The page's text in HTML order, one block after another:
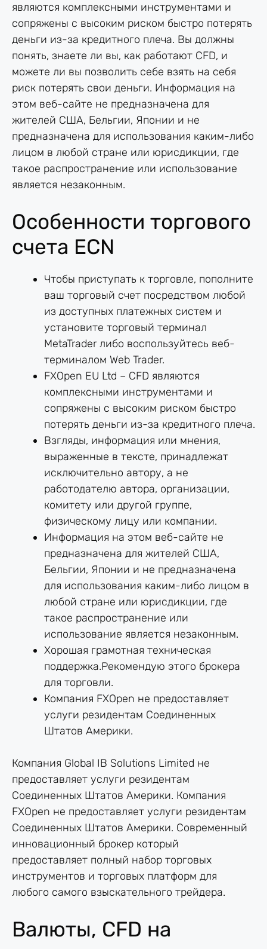
являются комплексными инструментами и
сопряжены с высоким риском быстро потерять
деньги из-за кредитного плеча. Вы должны
понять, знаете ли вы, как работают CFD, и
можете ли вы позволить себе взять на себя
риск потерять свои деньги. Информация на
этом веб-сайте не предназначена для
жителей США, Бельгии, Японии и не
предназначена для использования каким-либо
лицом в любой стране или юрисдикции, где
такое распространение или использование
является незаконным.
Особенности торгового
счета ECN
Чтобы приступать к торговле, пополните
ваш торговый счет посредством любой
из доступных платежных систем и
установите торговый терминал
MetaTrader либо воспользуйтесь веб-
терминалом Web Trader.
FXOpen EU Ltd – CFD являются
комплексными инструментами и
сопряжены с высоким риском быстро
потерять деньги из-за кредитного плеча.
Взгляды, информация или мнения,
выраженные в тексте, принадлежат
исключительно автору, а не
работодателю автора, организации,
комитету или другой группе,
физическому лицу или компании.
Информация на этом веб-сайте не
предназначена для жителей США,
Бельгии, Японии и не предназначена
для использования каким-либо лицом в
любой стране или юрисдикции, где
такое распространение или
использование является незаконным.
Хорошая грамотная техническая
поддержка.Рекомендую этого брокера
для торговли.
Компания FXOpen не предоставляет
услуги резидентам Соединенных
Штатов Америки.
Компания Global IB Solutions Limited не
предоставляет услуги резидентам
Соединенных Штатов Америки. Компания
FXOpen не предоставляет услуги резидентам
Соединенных Штатов Америки. Современный
инновационный брокер который
предоставляет полный набор торговых
инструментов и торговых платформ для
любого самого взыскательного трейдера.
Валюты, CFD на